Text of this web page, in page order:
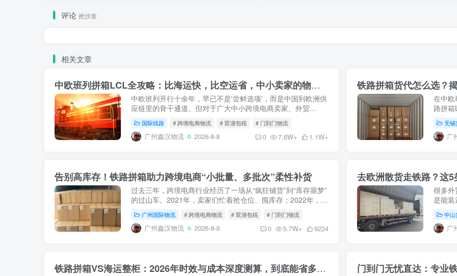
评论 抢沙发
相关文章
中欧班列拼箱LCL全攻略：比海运快，比空运省，中小卖家的物流新宠！
中欧班列开行十余年，早已不是'尝鲜选项'，而是中国到欧洲供
应链里的骨干通道。但对于广大中小跨境电商卖家、外贸
（FCL）动辄上万元的运费...
国际线路 # 跨境电商物流 # 双清包税 # 门到门物流
广州鑫汉物流 2026-8-8 0 7.6W+ 1.1W+
铁路拼箱货代怎么选？
在中欧
路拼
代，无锡
广
告别高库存！铁路拼箱助力跨境电商“小批量、多批次”柔性补货
过去三年，跨境电商行业经历了一场从“疯狂铺货”到“库存噩梦”
的过山车。2021年，卖家们忙着抢仓位、囤库存；2022年，海
运价格暴跌，大量卖家遭遇“高价库存”减值；2023-2024年，随
着亚马逊...
广州国际物流 # 跨境电商物流 # 双清包税 # 门到门物流
广州鑫汉物流 2026-8-8 0 5.7W+ 9224
很多
是能
的物
等独中山
广
铁路拼箱VS海运整柜：2026年时效与成本深度测算，到底能省多少钱？ 门到门无忧直达：专业